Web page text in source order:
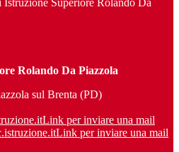
Istruzione Superiore Rolando Da
Rolando Da Piazzola
sul Brenta (PD)
Link per inviare una mail
Link per inviare una mail